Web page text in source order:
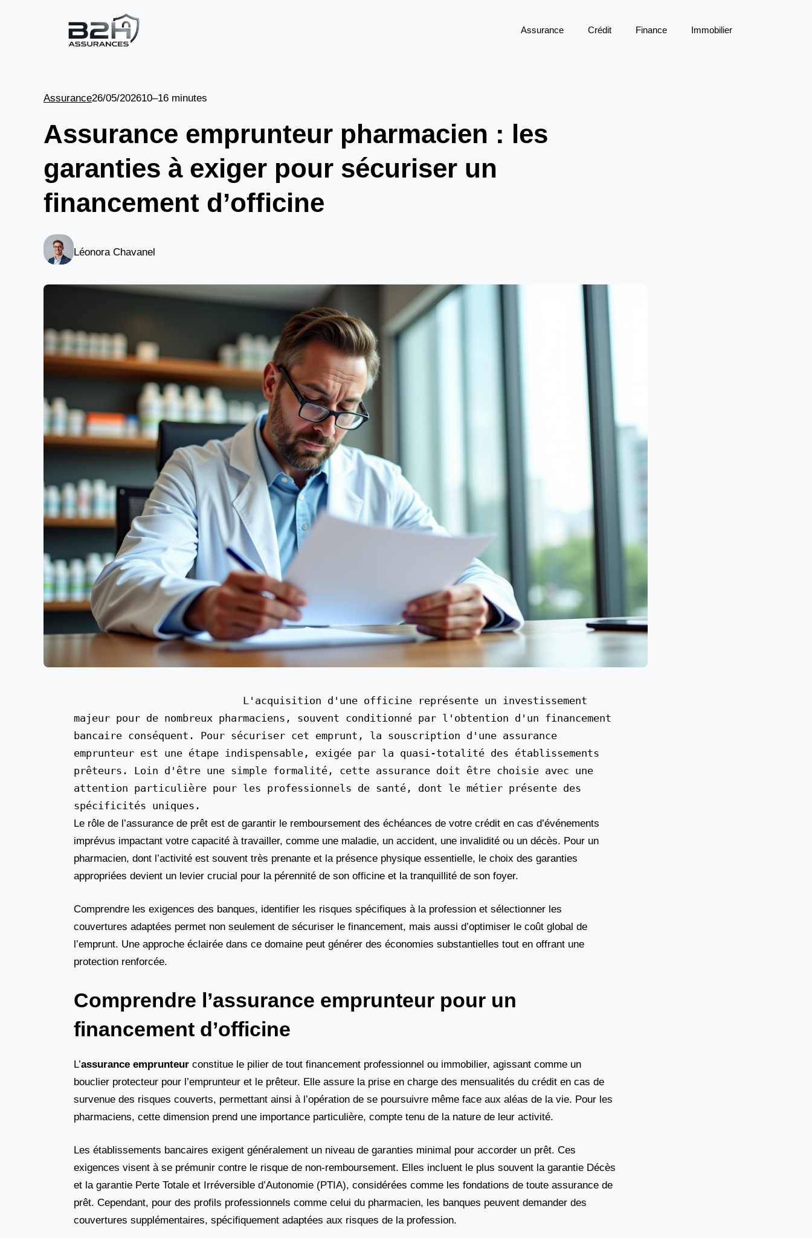
Assurance Crédit Finance Immobilier
Assurance26/05/202610–16 minutes
Assurance emprunteur pharmacien : les
garanties à exiger pour sécuriser un
financement d’officine
Léonora Chavanel
majeur pour de nombreux pharmaciens, souvent conditionné par l'obtention d'un financement
bancaire conséquent. Pour sécuriser cet emprunt, la souscription d'une assurance
emprunteur est une étape indispensable, exigée par la quasi-totalité des établissements
prêteurs. Loin d'être une simple formalité, cette assurance doit être choisie avec une
attention particulière pour les professionnels de santé, dont le métier présente des
spécificités uniques.
Le rôle de l’assurance de prêt est de garantir le remboursement des échéances de votre crédit en cas d’événements
imprévus impactant votre capacité à travailler, comme une maladie, un accident, une invalidité ou un décès. Pour un
pharmacien, dont l’activité est souvent très prenante et la présence physique essentielle, le choix des garanties
appropriées devient un levier crucial pour la pérennité de son officine et la tranquillité de son foyer.
Comprendre les exigences des banques, identifier les risques spécifiques à la profession et sélectionner les
couvertures adaptées permet non seulement de sécuriser le financement, mais aussi d’optimiser le coût global de
l’emprunt. Une approche éclairée dans ce domaine peut générer des économies substantielles tout en offrant une
protection renforcée.
Comprendre l’assurance emprunteur pour un
financement d’officine
L’assurance emprunteur constitue le pilier de tout financement professionnel ou immobilier, agissant comme un
bouclier protecteur pour l’emprunteur et le prêteur. Elle assure la prise en charge des mensualités du crédit en cas de
survenue des risques couverts, permettant ainsi à l’opération de se poursuivre même face aux aléas de la vie. Pour les
pharmaciens, cette dimension prend une importance particulière, compte tenu de la nature de leur activité.
Les établissements bancaires exigent généralement un niveau de garanties minimal pour accorder un prêt. Ces
exigences visent à se prémunir contre le risque de non-remboursement. Elles incluent le plus souvent la garantie Décès
et la garantie Perte Totale et Irréversible d’Autonomie (PTIA), considérées comme les fondations de toute assurance de
prêt. Cependant, pour des profils professionnels comme celui du pharmacien, les banques peuvent demander des
couvertures supplémentaires, spécifiquement adaptées aux risques de la profession.